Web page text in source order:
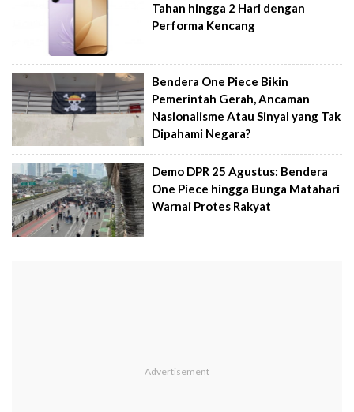
Tahan hingga 2 Hari dengan
Performa Kencang
Bendera One Piece Bikin
Pemerintah Gerah, Ancaman
Nasionalisme Atau Sinyal yang Tak
Dipahami Negara?
Demo DPR 25 Agustus: Bendera
One Piece hingga Bunga Matahari
Warnai Protes Rakyat